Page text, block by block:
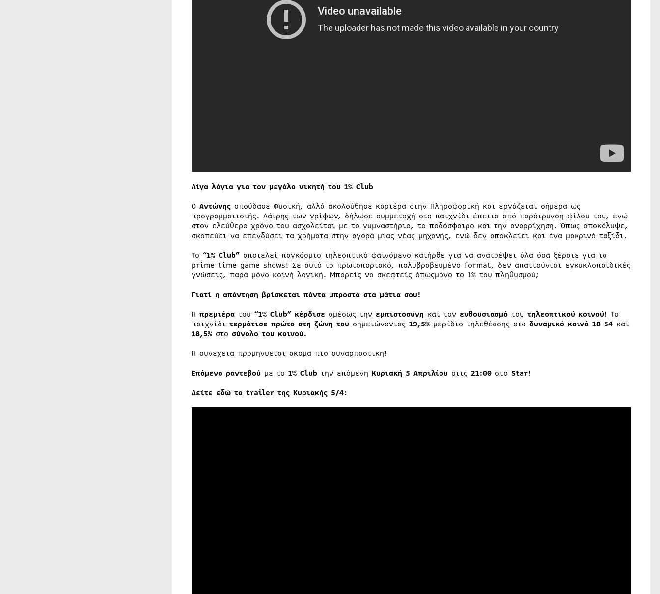
Λίγα λόγια για τον μεγάλο νικητή του 1% Club
Ο Αντώνηςσπούδασε Φυσική, αλλά ακολούθησε καριέρα στην Πληροφορική και εργάζεται σήμερα ως
προγραμματιστής. Λάτρης των γρίφων, δήλωσε συμμετοχή στο παιχνίδι έπειτα από παρότρυνση φίλου του, ενώ
στον ελεύθερο χρόνο του ασχολείται με το γυμναστήριο, το ποδόσφαιρο και την αναρρίχηση. Όπως αποκάλυψε,
σκοπεύει να επενδύσει τα χρήματα στην αγορά μιας νέας μηχανής, ενώ δεν αποκλείει και ένα μακρινό ταξίδι.
Το “1% Club”αποτελεί παγκόσμιο τηλεοπτικό φαινόμενο καιήρθε για να ανατρέψει όλα όσα ξέρατε για τα
prime time game shows! Σε αυτό το πρωτοποριακό, πολυβραβευμένο format, δεν απαιτούνται εγκυκλοπαιδικές
γνώσεις, παρά μόνο κοινή λογική. Μπορείς να σκεφτείς όπωςμόνο το 1% του πληθυσμού;
Γιατί η απάντηση βρίσκεται πάντα μπροστά στα μάτια σου!
Η πρεμιέρατου “1% Club” κέρδισε αμέσως τηνεμπιστοσύνη και τονενθουσιασμό του τηλεοπτικού κοινού! Το
παιχνίδιτερμάτισε πρώτο στη ζώνη του σημειώνοντας 19,5% μερίδιο τηλεθέασης στο δυναμικό κοινό 18-54και
18,5%στο σύνολο του κοινού.
Η συνέχεια προμηνύεται ακόμα πιο συναρπαστική!
Επόμενο ραντεβού με το 1% Clubτην επόμενη Κυριακή 5 Απριλίου στις 21:00στο Star!
Δείτε εδώ το trailerτης Κυριακής 5/4: